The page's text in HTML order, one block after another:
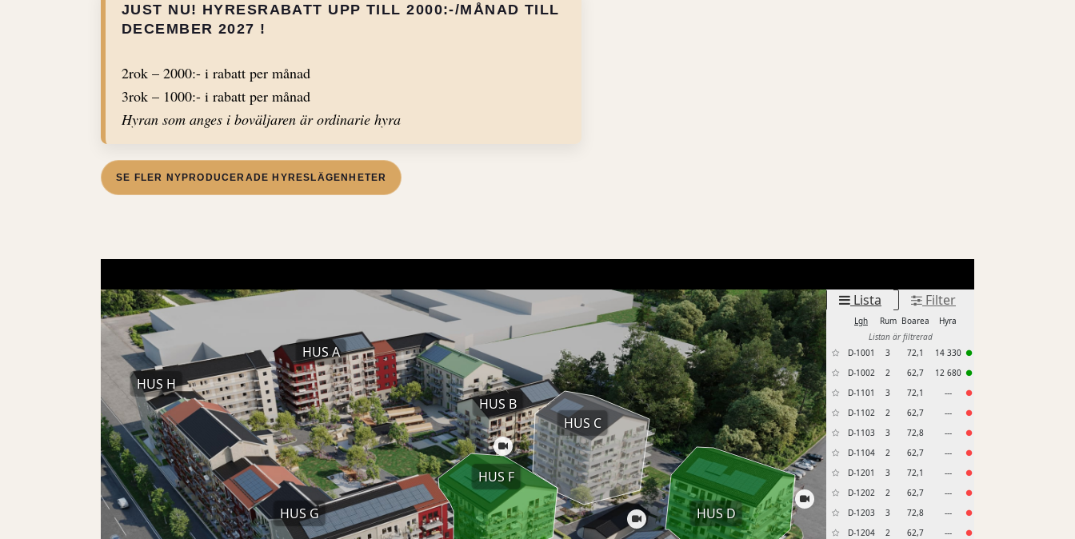
JUST NU! HYRESRABATT UPP TILL 2000:-/MÅNAD TILL
DECEMBER 2027 !
2rok – 2000:- i rabatt per månad
3rok – 1000:- i rabatt per månad
Hyran som anges i boväljaren är ordinarie hyra
SE FLER NYPRODUCERADE HYRESLÄGENHETER